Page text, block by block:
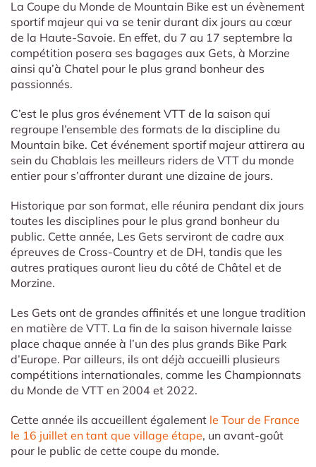
La Coupe du Monde de Mountain Bike est un évènement
sportif majeur qui va se tenir durant dix jours au cœur
de la Haute-Savoie. En effet, du 7 au 17 septembre la
compétition posera ses bagages aux Gets, à Morzine
ainsi qu’à Chatel pour le plus grand bonheur des
passionnés.
C’est le plus gros événement VTT de la saison qui
regroupe l’ensemble des formats de la discipline du
Mountain bike. Cet événement sportif majeur attirera au
sein du Chablais les meilleurs riders de VTT du monde
entier pour s’affronter durant une dizaine de jours.
Historique par son format, elle réunira pendant dix jours
toutes les disciplines pour le plus grand bonheur du
public. Cette année, Les Gets serviront de cadre aux
épreuves de Cross-Country et de DH, tandis que les
autres pratiques auront lieu du côté de Châtel et de
Morzine.
Les Gets ont de grandes affinités et une longue tradition
en matière de VTT. La fin de la saison hivernale laisse
place chaque année à l’un des plus grands Bike Park
d’Europe. Par ailleurs, ils ont déjà accueilli plusieurs
compétitions internationales, comme les Championnats
du Monde de VTT en 2004 et 2022.
Cette année ils accueillent également le Tour de France
le 16 juillet en tant que village étape, un avant-goût
pour le public de cette coupe du monde.